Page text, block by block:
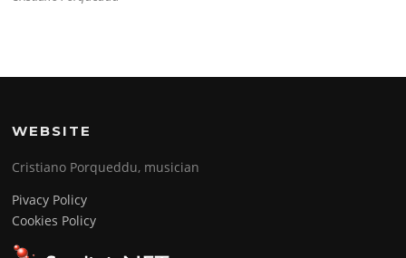
WEBSITE
Cristiano Porqueddu, musician
Pivacy Policy
Cookies Policy